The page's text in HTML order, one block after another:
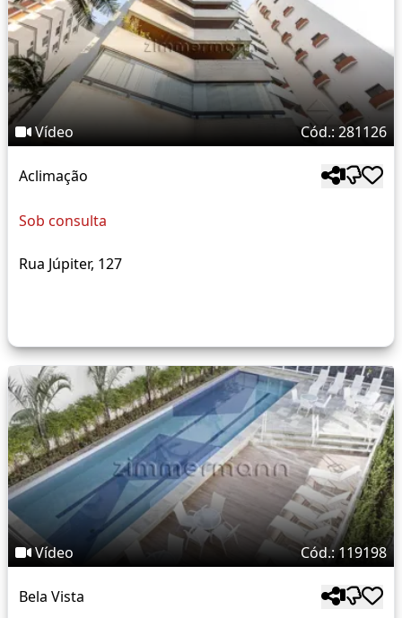
Vídeo Cód.: 281126
Aclimação
Sob consulta
Rua Júpiter, 127
Vídeo Cód.: 119198
Bela Vista